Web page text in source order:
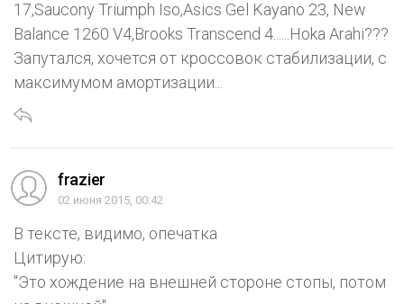
17,Saucony Triumph Iso,Asics Gel Kayano 23, New
Balance 1260 V4,Brooks Transcend 4......Hoka Arahi???
Запутался, хочется от кроссовок стабилизации, с
максимумом амортизации...
frazier
02 июня 2015, 00:42
В тексте, видимо, опечатка
Цитирую:
"Это хождение на внешней стороне стопы, потом